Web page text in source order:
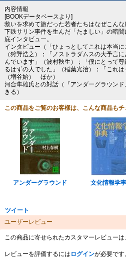
内容情報
[BOOKデータベースより]
救いを求めて旅だった若者たちはなぜこん
下鉄サリン事件を生んだ「たましい」の暗
底インタビュー。
インタビュー（「ひょっとしてこれは本当に
（狩野浩之）；「ノストラダムスの大予言
んでいます」（波村秋生）；「僕にとって
るはずの人でした」（稲葉光治）；「これは
（増谷始） ほか）
河合隼雄氏との対話（『アンダーグラウン
きる）
この商品をご覧のお客様は、こんな商品もチ
アンダーグラウンド 文化情報学
ツイート
ユーザーレビュー
この商品に寄せられたカスタマーレビューは
レビューを評価するには ログインが必要です